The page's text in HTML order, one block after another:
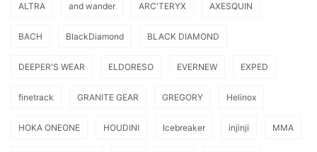
ALTRA and wander ARC'TERYX AXESQUIN
BACH BlackDiamond BLACK DIAMOND
DEEPER'S WEAR ELDORESO EVERNEW EXPED
finetrack GRANITE GEAR GREGORY Helinox
HOKA ONEONE HOUDINI Icebreaker injinji MMA